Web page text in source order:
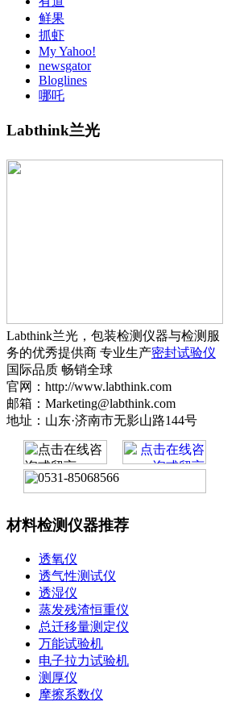
鲜果
抓虾
My Yahoo!
newsgator
Bloglines
哪吒
Labthink兰光
Labthink兰光，包装检测仪器与检测服
务的优秀提供商 专业生产密封试验仪
国际品质 畅销全球
官网：http://www.labthink.com
邮箱：Marketing@labthink.com
地址：山东·济南市无影山路144号
材料检测仪器推荐
透氧仪
透气性测试仪
透湿仪
蒸发残渣恒重仪
总迁移量测定仪
万能试验机
电子拉力试验机
测厚仪
摩擦系数仪